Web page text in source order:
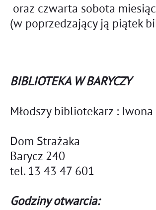
oraz czwarta sobota
(w poprzedzający ją piątek
BIBLIOTEKA W BARYCZY
Młodszy bibliotekarz :
Dom Strażaka
Barycz 240
tel. 13 43 47 601
Godziny otwarcia: